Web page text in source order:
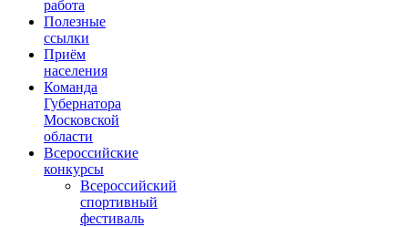
работа
Полезные
ссылки
Приём
населения
Команда
Губернатора
Московской
области
Всероссийские
конкурсы
Всероссийский
спортивный
фестиваль